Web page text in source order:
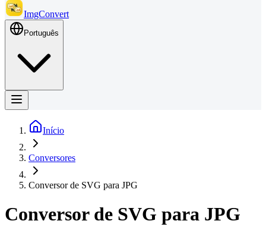
ImgConvert
Português
Início
Conversores
Conversor de SVG para JPG
Conversor de SVG para JPG